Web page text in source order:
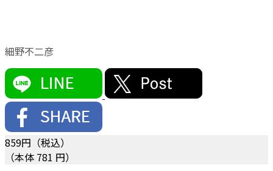
細野不二彦
859円（税込）
（本体 781 円）